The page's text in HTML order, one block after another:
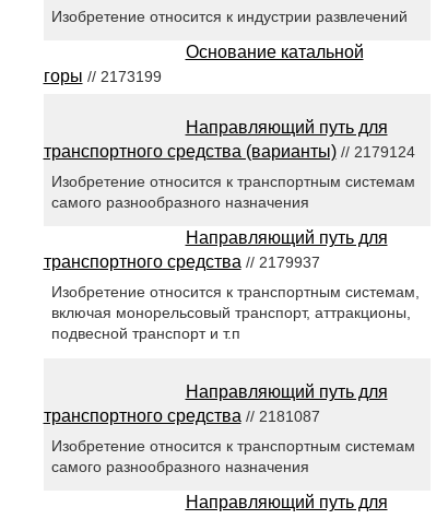
Изобретение относится к индустрии развлечений
Основание катальной
горы // 2173199
Направляющий путь для
транспортного средства (варианты)// 2179124
Изобретение относится к транспортным системам
самого разнообразного назначения
Направляющий путь для
транспортного средства// 2179937
Изобретение относится к транспортным системам,
включая монорельсовый транспорт, аттракционы,
подвесной транспорт и т.п
Направляющий путь для
транспортного средства // 2181087
Изобретение относится к транспортным системам
самого разнообразного назначения
Направляющий путь для